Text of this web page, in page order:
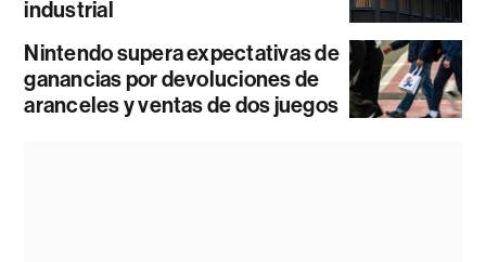
industrial
Nintendo supera expectativas de
ganancias por devoluciones de
aranceles y ventas de dos juegos